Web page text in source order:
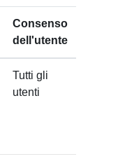
Consenso
dell'utente
Tutti gli
utenti